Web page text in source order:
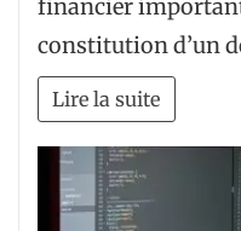
financier
constitution d’un
Lire la suite